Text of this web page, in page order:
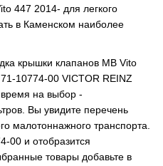
447 2014- для легкого
в Каменском наиболее
крышки клапанов MB Vito
10774-00 VICTOR REINZ
на выбор -
Вы увидите перечень
малотоннажного транспорта.
00 и отобразится
товары добавьте в